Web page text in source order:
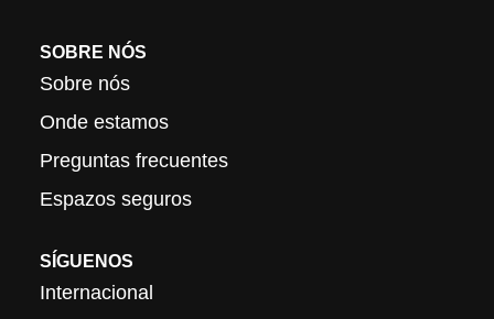
SOBRE NÓS
Sobre nós
Onde estamos
Preguntas frecuentes
Espazos seguros
SÍGUENOS
Internacional